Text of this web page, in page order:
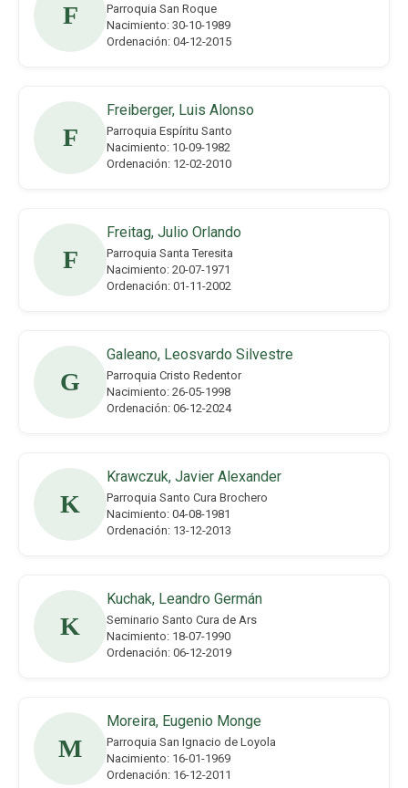
F
Parroquia San Roque
Nacimiento: 30-10-1989
Ordenación: 04-12-2015
F
Freiberger, Luis Alonso
Parroquia Espíritu Santo
Nacimiento: 10-09-1982
Ordenación: 12-02-2010
F
Freitag, Julio Orlando
Parroquia Santa Teresita
Nacimiento: 20-07-1971
Ordenación: 01-11-2002
G
Galeano, Leosvardo Silvestre
Parroquia Cristo Redentor
Nacimiento: 26-05-1998
Ordenación: 06-12-2024
K
Krawczuk, Javier Alexander
Parroquia Santo Cura Brochero
Nacimiento: 04-08-1981
Ordenación: 13-12-2013
K
Kuchak, Leandro Germán
Seminario Santo Cura de Ars
Nacimiento: 18-07-1990
Ordenación: 06-12-2019
M
Moreira, Eugenio Monge
Parroquia San Ignacio de Loyola
Nacimiento: 16-01-1969
Ordenación: 16-12-2011